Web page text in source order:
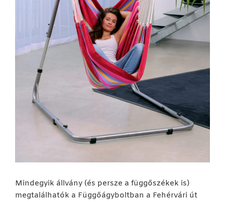
Mindegyik állvány (és persze a függőszékek is)
megtalálhatók a Függőágyboltban a Fehérvári út